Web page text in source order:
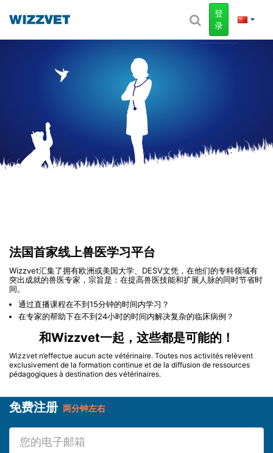
登
录
法国首家线上兽医学习平台
Wizzvet汇集了拥有欧洲或美国大学、DESV文凭，在他们的专科领域有
突出成就的兽医专家，宗旨是：在提高兽医技能和扩展人脉的同时节省时
间。
通过直播课程在不到15分钟的时间内学习？
在专家的帮助下在不到24小时的时间内解决复杂的临床病例？
和Wizzvet一起，这些都是可能的！
Wizzvet n’effectue aucun acte vétérinaire. Toutes nos activités relèvent
exclusivement de la formation continue et de la diffusion de ressources
pédagogiques à destination des vétérinaires.
免费注册 两分钟左右